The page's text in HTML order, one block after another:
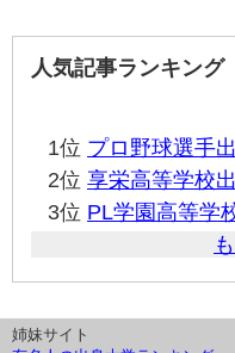
人気記事ランキング
1位 プロ野球選手
2位 享栄高等学校
3位 PL学園高等学
姉妹サイト